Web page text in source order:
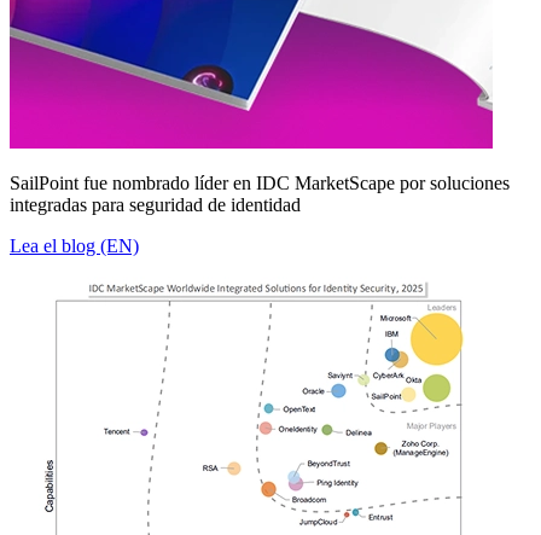
SailPoint fue nombrado líder en IDC MarketScape por soluciones
integradas para seguridad de identidad
Lea el blog (EN)